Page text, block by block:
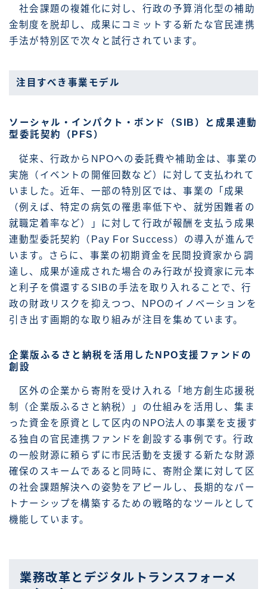
社会課題の複雑化に対し、行政の予算消化型の補助
金制度を脱却し、成果にコミットする新たな官民連携
手法が特別区で次々と試行されています。
注目すべき事業モデル
ソーシャル・インパクト・ボンド（SIB）と成果連動
型委託契約（PFS）
従来、行政からNPOへの委託費や補助金は、事業の
実施（イベントの開催回数など）に対して支払われて
いました。近年、一部の特別区では、事業の「成果
（例えば、特定の病気の罹患率低下や、就労困難者の
就職定着率など）」に対して行政が報酬を支払う成果
連動型委託契約（Pay For Success）の導入が進んで
います。さらに、事業の初期資金を民間投資家から調
達し、成果が達成された場合のみ行政が投資家に元本
と利子を償還するSIBの手法を取り入れることで、行
政の財政リスクを抑えつつ、NPOのイノベーションを
引き出す画期的な取り組みが注目を集めています。
企業版ふるさと納税を活用したNPO支援ファンドの
創設
区外の企業から寄附を受け入れる「地方創生応援税
制（企業版ふるさと納税）」の仕組みを活用し、集ま
った資金を原資として区内のNPO法人の事業を支援す
る独自の官民連携ファンドを創設する事例です。行政
の一般財源に頼らずに市民活動を支援する新たな財源
確保のスキームであると同時に、寄附企業に対して区
の社会課題解決への姿勢をアピールし、長期的なパー
トナーシップを構築するための戦略的なツールとして
機能しています。
業務改革とデジタルトランスフォーメ